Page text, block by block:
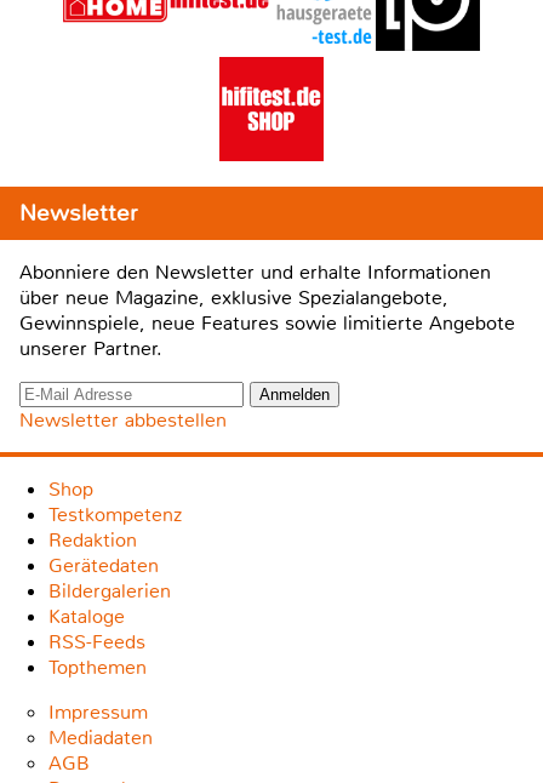
Newsletter
Abonniere den Newsletter und erhalte Informationen
über neue Magazine, exklusive Spezialangebote,
Gewinnspiele, neue Features sowie limitierte Angebote
unserer Partner.
Newsletter abbestellen
Shop
Testkompetenz
Redaktion
Gerätedaten
Bildergalerien
Kataloge
RSS-Feeds
Topthemen
Impressum
Mediadaten
AGB